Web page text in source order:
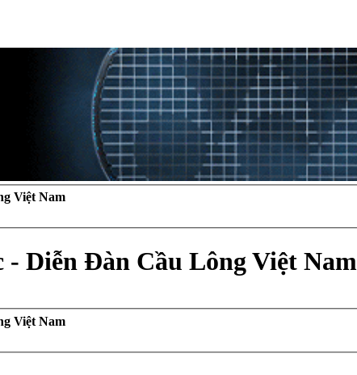
Việt Nam
Diễn Đàn Cầu Lông Việt Nam
Việt Nam